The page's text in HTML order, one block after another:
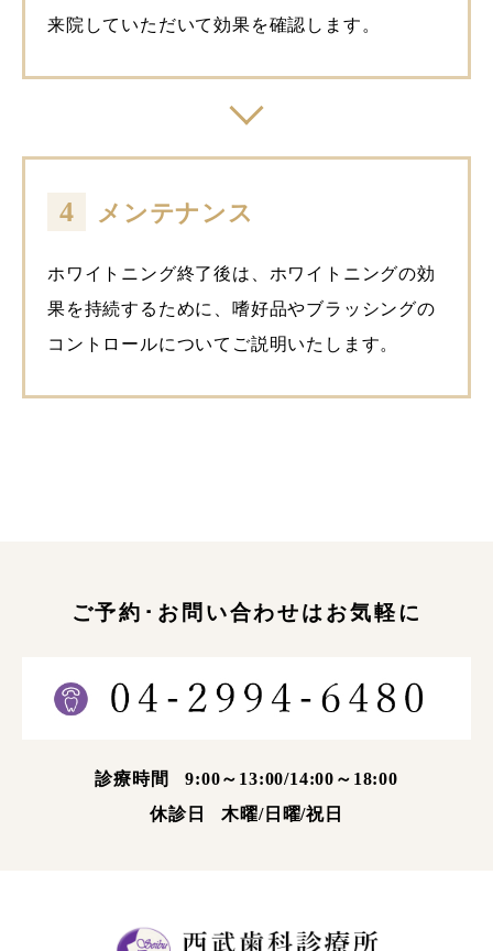
来院していただいて効果を確認します。
4 メンテナンス
ホワイトニング終了後は、ホワイトニングの効
果を持続するために、嗜好品やブラッシングの
コントロールについてご説明いたします。
ご予約･お問い合わせはお気軽に
診療時間
9:00～13:00/14:00～18:00
休診日
木曜/日曜/祝日